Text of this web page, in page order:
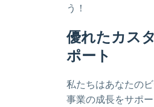
う！
優れたカス
ポート
私たちはあなたの
事業の成長をサポー